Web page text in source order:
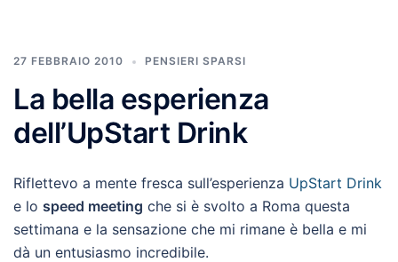
27 FEBBRAIO 2010 PENSIERI SPARSI
La bella esperienza
dell’UpStart Drink
Riflettevo a mente fresca sull’esperienza UpStart Drink
e lo speed meeting che si è svolto a Roma questa
settimana e la sensazione che mi rimane è bella e mi
dà un entusiasmo incredibile.